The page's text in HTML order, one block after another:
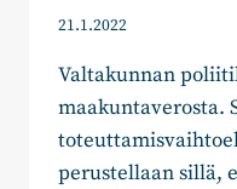
21.1.2022
Valtakunnan
maakuntaverosta.
perustellaan sillä,